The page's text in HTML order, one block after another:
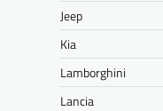
Jeep
Kia
Lamborghini
Lancia